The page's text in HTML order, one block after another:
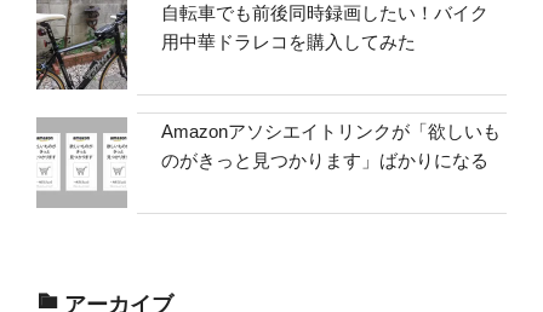
自転車でも前後同時録画したい！バイク
用中華ドラレコを購入してみた
Amazonアソシエイトリンクが「欲しいも
のがきっと見つかります」ばかりになる
アーカイブ